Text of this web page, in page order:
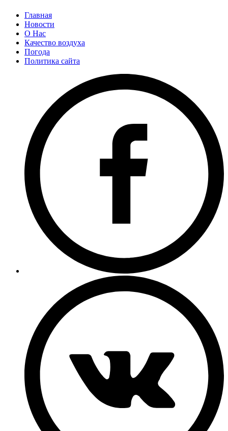
Главная
Новости
О Нас
Качество воздуха
Погода
Политика сайта